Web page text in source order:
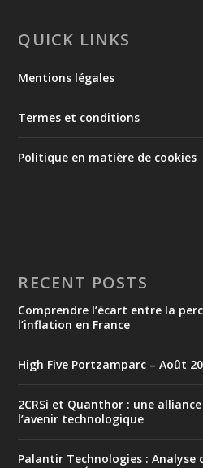
QUICK LINKS
Mentions légales
Termes et conditions
Politique en matière de cookies
RECENT POSTS
Comprendre l’écart entre la
l’inflation en France
High Five Portzamparc – Août
2CRSi et Quanthor : une
l’avenir technologique
Palantir Technologies : Analyse